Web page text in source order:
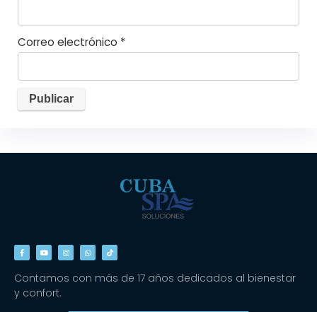
Correo electrónico *
Contamos con más de 17 años dedicados al bienestar
y confort.